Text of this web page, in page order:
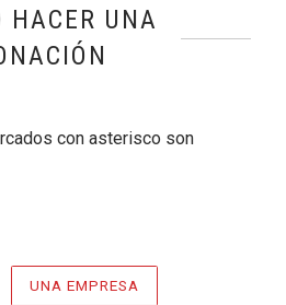
HACER UNA
con asterisco son
AL MENOS
UNA EMPRESA